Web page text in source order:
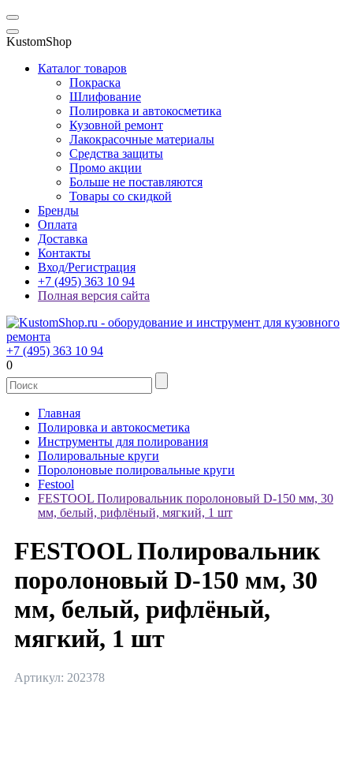
KustomShop
Каталог товаров
Покраска
Шлифование
Полировка и автокосметика
Кузовной ремонт
Лакокрасочные материалы
Средства защиты
Промо акции
Больше не поставляются
Товары со скидкой
Бренды
Оплата
Доставка
Контакты
Вход/Регистрация
+7 (495) 363 10 94
Полная версия сайта
+7 (495) 363 10 94
0
Главная
Полировка и автокосметика
Инструменты для полирования
Полировальные круги
Поролоновые полировальные круги
Festool
FESTOOL Полировальник поролоновый D-150 мм, 30
мм, белый, рифлёный, мягкий, 1 шт
FESTOOL Полировальник
поролоновый D-150 мм, 30
мм, белый, рифлёный,
мягкий, 1 шт
Артикул: 202378